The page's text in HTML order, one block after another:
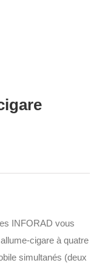
INFORAD vous
cigare à quatre
simultanés (deux